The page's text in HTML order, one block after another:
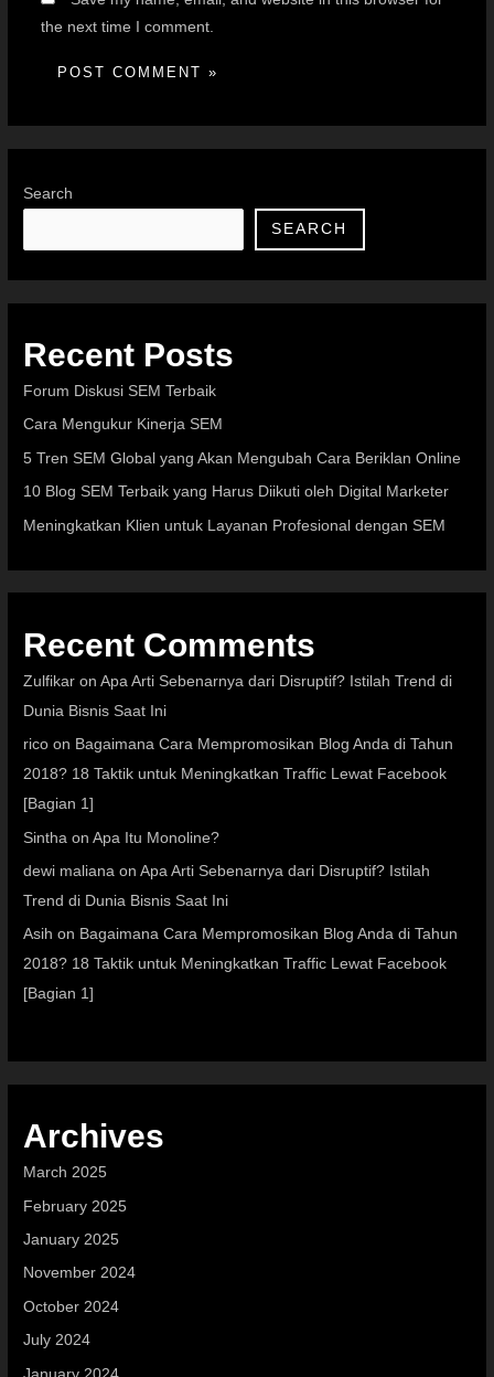
the next time I comment.
Search
SEARCH
Recent Posts
Forum Diskusi SEM Terbaik
Cara Mengukur Kinerja SEM
5 Tren SEM Global yang Akan Mengubah Cara Beriklan Online
10 Blog SEM Terbaik yang Harus Diikuti oleh Digital Marketer
Meningkatkan Klien untuk Layanan Profesional dengan SEM
Recent Comments
Zulfikar onApa Arti Sebenarnya dari Disruptif? Istilah Trend di
Dunia Bisnis Saat Ini
rico on Bagaimana Cara Mempromosikan Blog Anda di Tahun
2018? 18 Taktik untuk Meningkatkan Traffic Lewat Facebook
[Bagian 1]
Sintha onApa Itu Monoline?
dewi maliana onApa Arti Sebenarnya dari Disruptif? Istilah
Trend di Dunia Bisnis Saat Ini
Asih on Bagaimana Cara Mempromosikan Blog Anda di Tahun
2018? 18 Taktik untuk Meningkatkan Traffic Lewat Facebook
[Bagian 1]
Archives
March 2025
February 2025
January 2025
November 2024
October 2024
July 2024